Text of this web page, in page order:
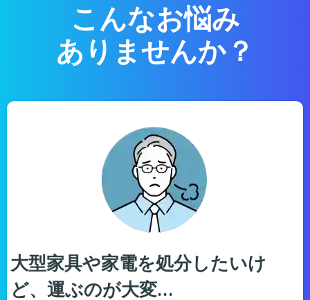
こんなお悩み
ありませんか？
大型家具や家電を処分したいけ
ど、運ぶのが大変…